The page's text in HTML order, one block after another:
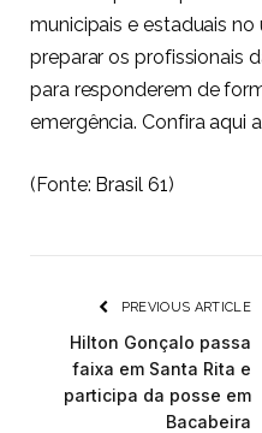
municipais e estaduais
preparar os profissionais
para responderem de
emergência. Confiraaqui
(Fonte: Brasil 61 )
PREVIOUS ARTICLE
Hilton Gonçalo passa
faixa em Santa Rita e
participa da posse em
Bacabeira